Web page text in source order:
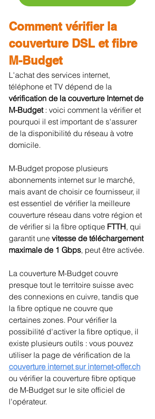
Comment vérifier la
couverture DSL et fibre
M-Budget
L'achat des services internet,
téléphone et TV dépend de la
vérification de la couverture Internet de
M-Budget : voici comment la vérifier et
pourquoi il est important de s'assurer
de la disponibilité du réseau à votre
domicile.
M-Budget propose plusieurs
abonnements internet sur le marché,
mais avant de choisir ce fournisseur, il
est essentiel de vérifier la meilleure
couverture réseau dans votre région et
de vérifier si la fibre optique FTTH, qui
garantit une vitesse de téléchargement
maximale de 1 Gbps, peut être activée.
La couverture M-Budget couvre
presque tout le territoire suisse avec
des connexions en cuivre, tandis que
la fibre optique ne couvre que
certaines zones. Pour vérifier la
possibilité d'activer la fibre optique, il
existe plusieurs outils : vous pouvez
utiliser la page de vérification de la
couverture internet sur internet-offer.ch
ou vérifier la couverture fibre optique
de M-Budget sur le site officiel de
l'opérateur.